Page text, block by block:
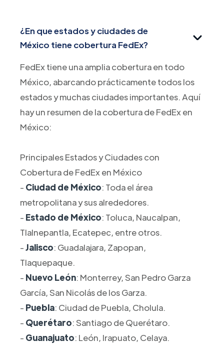
¿En que estados y ciudades de
México tiene cobertura FedEx?
FedEx tiene una amplia cobertura en todo
México, abarcando prácticamente todos los
estados y muchas ciudades importantes. Aquí
hay un resumen de la cobertura de FedEx en
México:
Principales Estados y Ciudades con
Cobertura de FedEx en México
- Ciudad de México: Toda el área
metropolitana y sus alrededores.
- Estado de México: Toluca, Naucalpan,
Tlalnepantla, Ecatepec, entre otros.
-Jalisco: Guadalajara, Zapopan,
Tlaquepaque.
- Nuevo León: Monterrey, San Pedro Garza
García, San Nicolás de los Garza.
- Puebla: Ciudad de Puebla, Cholula.
- Querétaro: Santiago de Querétaro.
- Guanajuato: León, Irapuato, Celaya.